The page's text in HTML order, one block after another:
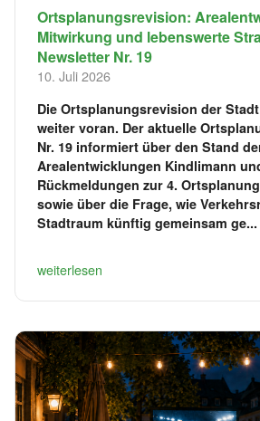
Ortsplanungsrevision:
Mitwirkung und lebenswerte
Newsletter Nr. 19
10. Juli 2026
Die Ortsplanungsrevision der
weiter voran. Der aktuelle
Nr. 19 informiert über den Stand
Arealentwicklungen Kindlimann
Rückmeldungen zur 4.
sowie über die Frage, wie
Stadtraum künftig gemeinsam ge...
weiterlesen